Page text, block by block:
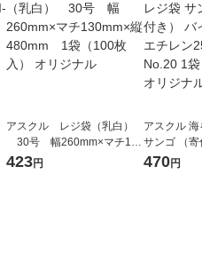
アスクル レジ袋（乳白）
30号 幅260mm×マチ130
mm×縦480mm 1袋（100
423円
アスクル
サンゴ （寄
オマスポリ
470円